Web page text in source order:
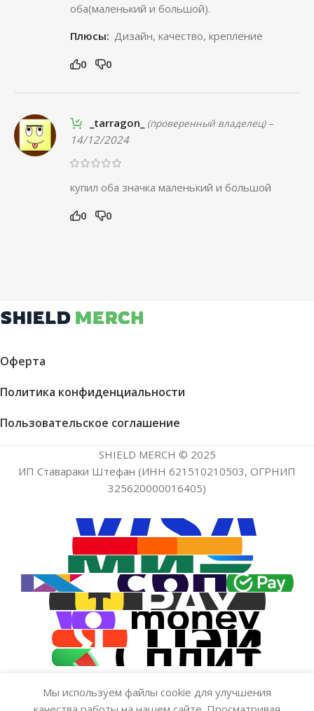
оба(маленький и большой).
Плюсы: Дизайн, качество, крепление
0 0
_tarragon_ (проверенный владелец) –
14/12/2024
купил оба значка маленький и большой
0 0
Оферта
Политика конфиденциальности
Пользовательское соглашение
SHIELD MERCH © 2025
ИП Ставараки Штефан (ИНН 621510210503, ОГРНИП
325620000016405)
Мы используем файлы cookie для улучшения
Значок — Alcest «Большой